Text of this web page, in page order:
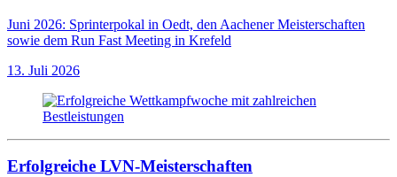
Juni 2026: Sprinterpokal in Oedt, den Aachener Meisterschaften
sowie dem Run Fast Meeting in Krefeld
13. Juli 2026
Erfolgreiche LVN-Meisterschaften